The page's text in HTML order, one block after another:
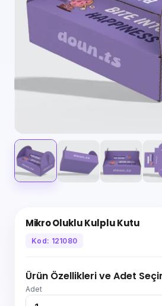
Mikro Oluklu Kulplu Kutu
Kod: 121080
Ürün Özellikleri ve Adet
Adet